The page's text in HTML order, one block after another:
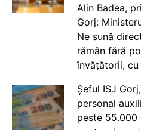
Alin Badea,
Gorj:
Ne sună
rămân fără
învățătorii,
Șeful ISJ
personal
peste 55.000